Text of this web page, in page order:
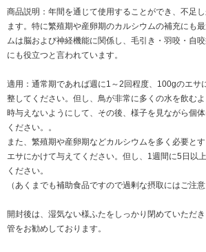
商品説明：年間を通じて使用することができ、不足
ます。特に繁殖期や産卵期のカルシウムの補充にも
ムは脳および神経機能に関係し、毛引き・羽咬・自
にも役立つと言われています。
適用：通常期であれば週に1～2回程度、100gのエサ
整してください。但し、鳥が非常に多くの水を飲む
時与えないようにして、その後、様子を見ながら個
ください。。
また、繁殖期や産卵期などカルシウムを多く必要と
エサにかけて与えてください。但し、1週間に5日以
ください。
（あくまでも補助食品ですので過剰な摂取にはご注意
開封後は、湿気ない様ふたをしっかり閉めていただ
管をお勧めしております。